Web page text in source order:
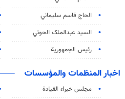
الحاج قاسم سليماني
السید عبدالملک الحوثي
رئيس الجمهورية
اخبار المنظمات والمؤسسات
مجلس خبراء القيادة